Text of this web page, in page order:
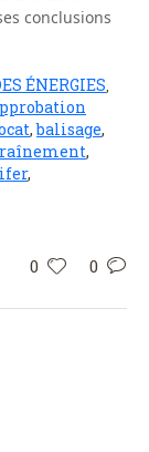
conclusions
ÉNERGIES
,balisage,
,
ifer,
0 0